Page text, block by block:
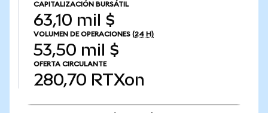
CAPITALIZACIÓN BURSÁTIL
63,10 mil $
VOLUMEN DE OPERACIONES (24 H)
53,50 mil $
OFERTA CIRCULANTE
280,70 RTXon